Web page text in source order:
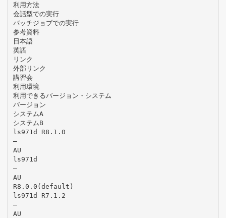
利用方法
会話型での実行
バッチジョブでの実行
参考資料
日本語
英語
リンク
外部リンク
講習会
利用環境
利用できるバージョン・システム
バージョン
システムA
システムB
ls971d R8.1.0
―
AU
ls971d
―
AU
R8.0.0(default)
ls971d R7.1.2
―
AU